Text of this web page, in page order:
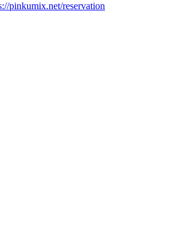
pinkumix.net/reservation